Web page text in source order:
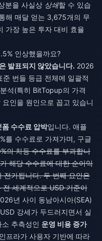
분을 사실상 상쇄할 수 있습
해 매달 얻는 3,675개의 무
가장 높은 투자 대비 효율
인상했을까요?
발표되지 않았습니다. 2026
번들 등급 전체에 일괄적
석(특히 BitTopup의 가격
인을 원인으로 꼽고 있습니
폼 수수료 압박입니다. 애플
를 수수료로 가져가며, 구글
의 차등 수수료를 부과합니
해당 수수료에 대한 순이익
전가됩니다. 두 번째 요인은
세계적으로 USD 기준이
년 사이 동남아시아(SEA)
강세가 두드러지면서 실
추측성인 운영 비용 증가
프라가 사용자 기반에 따라